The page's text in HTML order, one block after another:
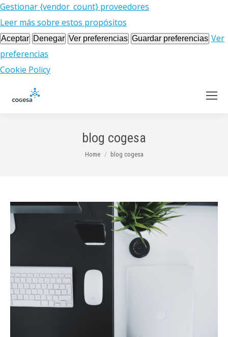
Gestionar {vendor_count} proveedores
Leer más sobre estos propósitos
Aceptar Denegar Ver preferencias Guardar preferencias Ver
preferencias
Cookie Policy
blog cogesa
You are here:
Home blog cogesa